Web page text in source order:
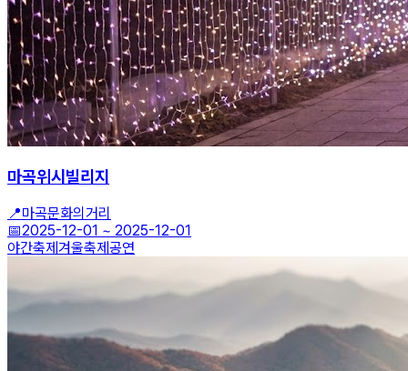
마곡위시빌리지
📍마곡문화의거리
📅2025-12-01 ~ 2025-12-01
야간축제겨울축제공연